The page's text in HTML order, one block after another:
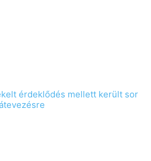
érdeklődés mellett került sor